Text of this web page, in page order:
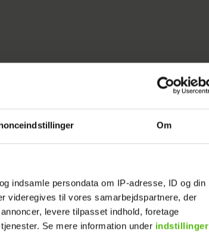
Om
indsamle persondata om IP-adresse, ID og din
videregives til vores samarbejdspartnere, der
levere tilpasset indhold, foretage
Se mere information under indstillinger
men resultatet bliver
en negleekspert, Signe